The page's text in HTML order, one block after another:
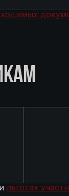
и льготах